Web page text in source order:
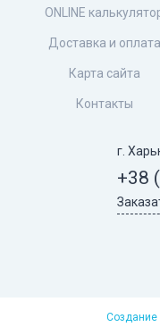
ONLINE
Доставка и оплата
Карта сайта
Контакты
г.
+38
Cоздание